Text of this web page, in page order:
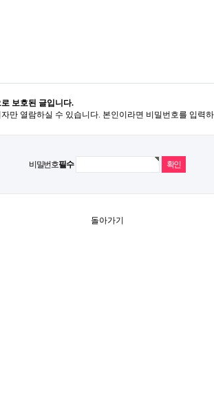
보호된 글입니다.
만 열람하실 수 있습니다. 본인이라면 비밀번호를 입력
비밀번호필수
돌아가기